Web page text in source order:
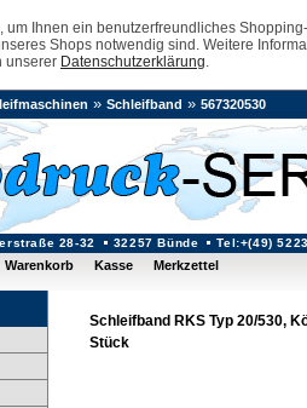
um Ihnen ein benutzerfreundliches
Shops notwendig sind. Weitere
unserer Datenschutzerklärung.
28-32 32257 Bünde Tel:+(49)
» Schleifband » 567320530
Warenkorb Kasse Merkzettel
Schleifband RKS Typ 20/530,
Stück